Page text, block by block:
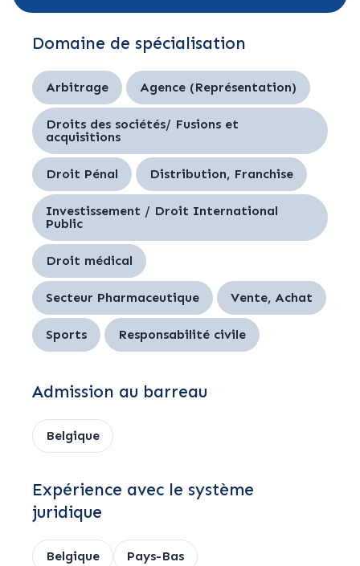
Domaine de spécialisation
Arbitrage Agence (Représentation)
Droits des sociétés/ Fusions et
acquisitions
Droit Pénal Distribution, Franchise
Investissement / Droit International
Public
Droit médical
Secteur Pharmaceutique Vente, Achat
Sports Responsabilité civile
Admission au barreau
Belgique
Expérience avec le système
juridique
Belgique Pays-Bas